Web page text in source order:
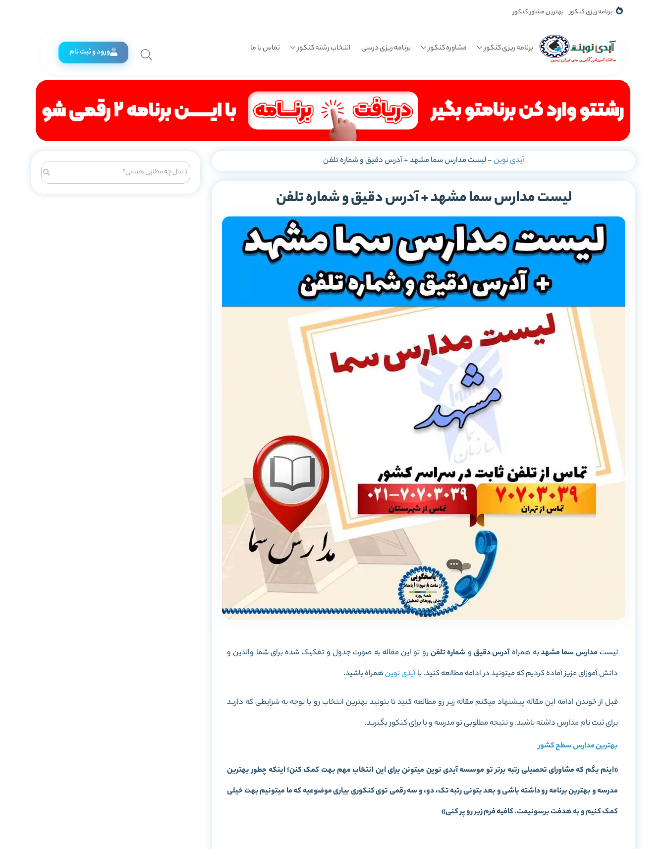
برنامه ریزی کنکور بهترین مشاور کنکور
برنامه ریزی کنکور مشاوره کنکور برنامه ریزی درسی انتخاب رشته کنکور تماس با ما ورود و ثبت نام
آیدی نوین-لیست مدارس سما مشهد + آدرس دقیق و شماره تلفن
لیست مدارس سما مشهد + آدرس دقیق و شماره تلفن
لیست مدارس سما مشهدبه همراهآدرس دقیق و شماره تلفنرو تو این مقاله به صورت جدول و تفکیک شده برای شما والدین و
دانش آموزای عزیز آماده کردیم که میتونید در ادامه مطالعه کنید. باآیدی نوینهمراه باشید.
قبل از خوندن ادامه این مقاله پیشنهاد میکنم مقاله زیر رو مطالعه کنید تا بتونید بهترین انتخاب رو با توجه به شرایطی که دارید
برای ثبت نام مدارس داشته باشید. و نتیجه مطلوبی تو مدرسه و یا برای کنکور بگیرید.
بهترین مدارس سطح کشور
«اینم بگم که مشاورای تحصیلی رتبه برتر تو موسسه آیدی نوین میتونن برای این انتخاب مهم بهت کمک کنن؛ اینکه چطور بهترین
مدرسه و بهترین برنامه رو داشته باشی و بعد بتونی رتبه تک، دو، و سه رقمی توی کنکوری بیاری موضوعیه که ما میتونیم بهت خیلی
کمک کنیم و به هدفت برسونیمت. کافیه فرم زیر رو پر کنی»